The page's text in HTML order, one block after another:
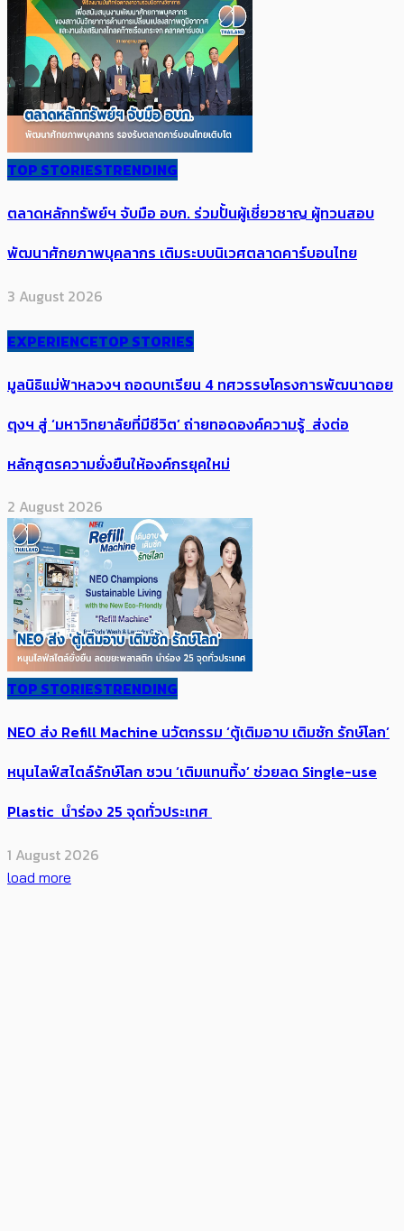
TOP STORIESTRENDING
ตลาดหลักทรัพย์ฯ จับมือ อบก. ร่วมปั้นผู้เชี่ยวชาญ ผู้ทวนสอบ
พัฒนาศักยภาพบุคลากร เติมระบบนิเวศตลาดคาร์บอนไทย
3 August 2026
EXPERIENCETOP STORIES
มูลนิธิแม่ฟ้าหลวงฯ ถอดบทเรียน 4 ทศวรรษโครงการพัฒนาดอย
ตุงฯ สู่ ‘มหาวิทยาลัยที่มีชีวิต’ ถ่ายทอดองค์ความรู้ ส่งต่อ
หลักสูตรความยั่งยืนให้องค์กรยุคใหม่
2 August 2026
TOP STORIESTRENDING
NEO ส่ง Refill Machine นวัตกรรม ‘ตู้เติมอาบ เติมซัก รักษ์โลก’
หนุนไลฟ์สไตล์รักษ์โลก ชวน ‘เติมแทนทิ้ง’ ช่วยลด Single-use
Plastic นำร่อง 25 จุดทั่วประเทศ
1 August 2026
load more